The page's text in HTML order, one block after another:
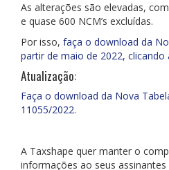
As alterações são elevadas,
e quase 600 NCM’s excluídas.
Por isso, faça o download da
partir de maio de 2022, clicando
Atualização:
Faça o download da Nova
11055/2022.
A Taxshape quer manter o
informações ao seus